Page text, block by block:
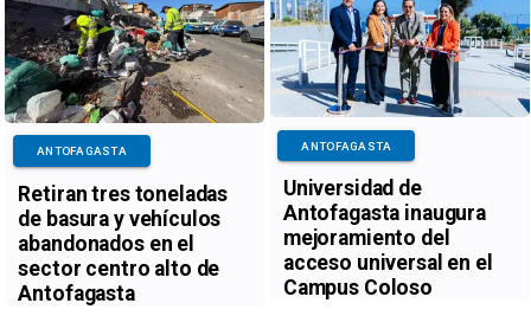
Retiran tres toneladas
de basura y vehículos
abandonados en el
sector centro alto de
Antofagasta
ANTOFAGASTA
Universidad de
Antofagasta inaugura
mejoramiento del
acceso universal en el
Campus Coloso
ANTOFAGASTA